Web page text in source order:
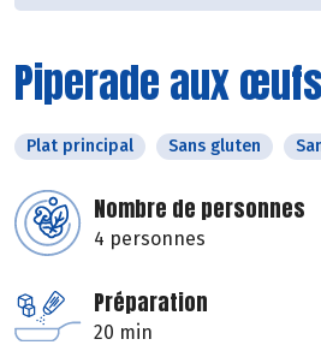
Piperade aux œufs
Plat principal Sans gluten
Nombre de personnes
4 personnes
Préparation
20 min